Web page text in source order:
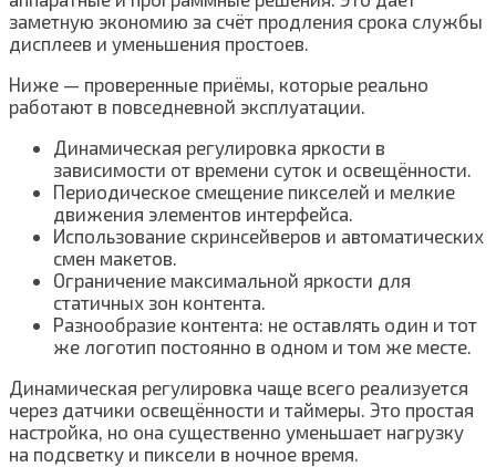
заметную экономию за счёт продления срока службы
дисплеев и уменьшения простоев.
Ниже — проверенные приёмы, которые реально
работают в повседневной эксплуатации.
Динамическая регулировка яркости в
зависимости от времени суток и освещённости.
Периодическое смещение пикселей и мелкие
движения элементов интерфейса.
Использование скринсейверов и автоматических
смен макетов.
Ограничение максимальной яркости для
статичных зон контента.
Разнообразие контента: не оставлять один и тот
же логотип постоянно в одном и том же месте.
Динамическая регулировка чаще всего реализуется
через датчики освещённости и таймеры. Это простая
настройка, но она существенно уменьшает нагрузку
на подсветку и пиксели в ночное время.